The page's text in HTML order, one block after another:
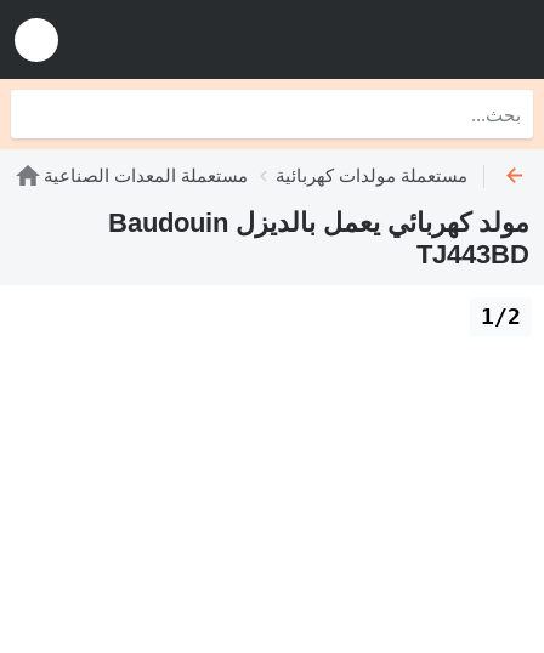
مستعملة المعدات الصناعية مستعملة مولدات كهربائية
مولد كهربائي يعمل بالديزل Baudouin
TJ443BD
1/2